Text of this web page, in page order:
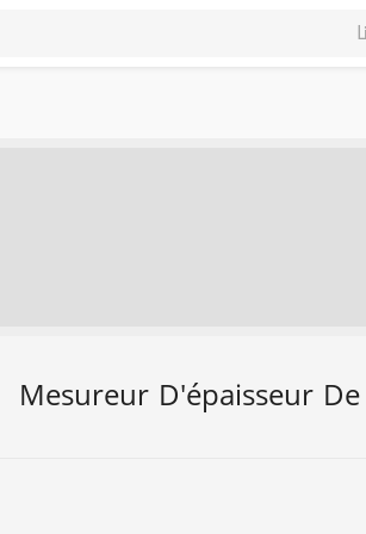
Mesureur D'épaisseur